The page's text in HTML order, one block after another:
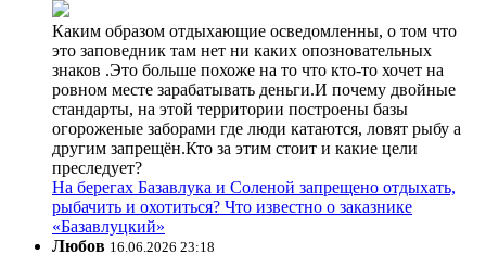
Каким образом отдыхающие осведомленны, о том что
это заповедник там нет ни каких опозновательных
знаков .Это больше похоже на то что кто-то хочет на
ровном месте зарабатывать деньги.И почему двойные
стандарты, на этой территории построены базы
огороженые заборами где люди катаются, ловят рыбу а
другим запрещён.Кто за этим стоит и какие цели
преследует?
На берегах Базавлука и Соленой запрещено отдыхать,
рыбачить и охотиться? Что известно о заказнике
«Базавлуцкий»
Любов 16.06.2026 23:18